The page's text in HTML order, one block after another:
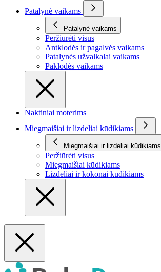
Patalynė vaikams
Patalynė vaikams
Peržiūrėti visus
Antklodės ir pagalvės vaikams
Patalynės užvalkalai vaikams
Paklodės vaikams
Naktiniai moterims
Miegmaišiai ir lizdeliai kūdikiams
Miegmaišiai ir lizdeliai kūdikiams
Peržiūrėti visus
Miegmaišiai kūdikiams
Lizdeliai ir kokonai kūdikiams